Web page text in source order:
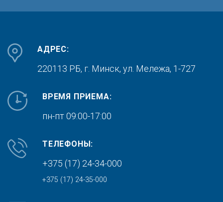
АДРЕС:
220113 РБ, г. Минск, ул. Мележа, 1-727
ВРЕМЯ ПРИЕМА:
пн-пт 09:00-17:00
ТЕЛЕФОНЫ:
+375 (17) 24-34-000
+375 (17) 24-35-000